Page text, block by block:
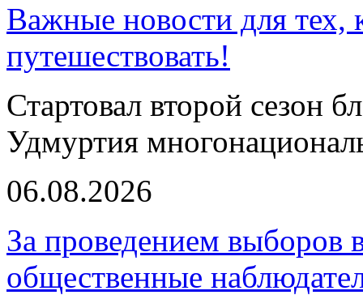
Важные новости для тех,
путешествовать!
Стартовал второй сезон
Удмуртия
06.08.2026
За проведением выборов
общественные